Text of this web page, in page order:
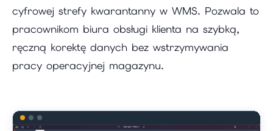
cyfrowej strefy kwarantanny w WMS. Pozwala to
pracownikom biura obsługi klienta na szybką,
ręczną korektę danych bez wstrzymywania
pracy operacyjnej magazynu.